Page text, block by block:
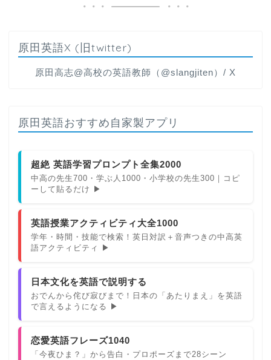
原田英語X (旧twitter)
原田高志@高校の英語教師（@slangjiten）/ X
原田英語おすすめ自家製アプリ
超絶 英語学習プロンプト全集2000
中高の先生700・学ぶ人1000・小学校の先生300｜コピ
ーして貼るだけ ▶
英語授業アクティビティ大全1000
学年・時間・技能で検索！英日対訳＋音声つきの中高英
語アクティビティ ▶
日本文化を英語で説明する
おでんから侘び寂びまで！日本の「あたりまえ」を英語
で言えるようになる ▶
恋愛英語フレーズ1040
「今夜ひま？」から告白・プロポーズまで28シーン